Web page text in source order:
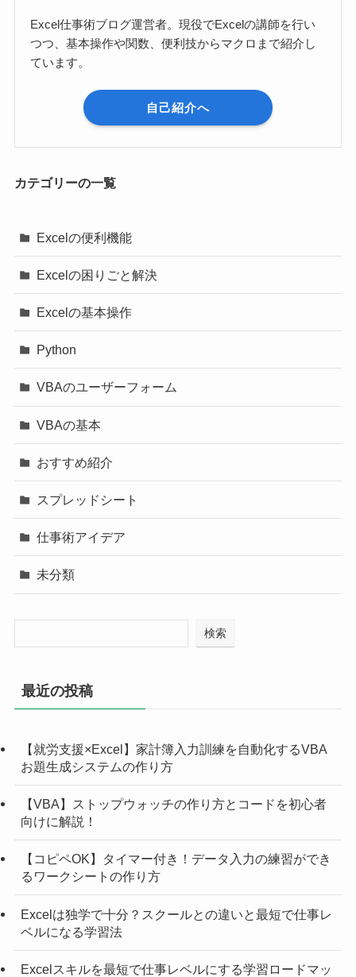
Excel仕事術ブログ運営者。現役でExcelの講師を行い
つつ、基本操作や関数、便利技からマクロまで紹介し
ています。
自己紹介へ
カテゴリーの一覧
Excelの便利機能
Excelの困りごと解決
Excelの基本操作
Python
VBAのユーザーフォーム
VBAの基本
おすすめ紹介
スプレッドシート
仕事術アイデア
未分類
検索
最近の投稿
【就労支援×Excel】家計簿入力訓練を自動化するVBA
お題生成システムの作り方
【VBA】ストップウォッチの作り方とコードを初心者
向けに解説！
【コピペOK】タイマー付き！データ入力の練習ができ
るワークシートの作り方
Excelは独学で十分？スクールとの違いと最短で仕事レ
ベルになる学習法
Excelスキルを最短で仕事レベルにする学習ロードマッ